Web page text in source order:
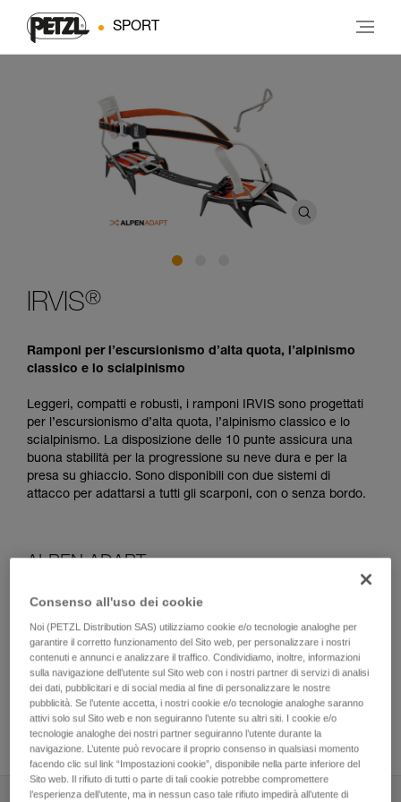
SPORT
IRVIS®
Ramponi per l’escursionismo d’alta quota, l’alpinismo
classico e lo scialpinismo
Leggeri, compatti e robusti, i ramponi IRVIS sono progettati
per l’escursionismo d’alta quota, l’alpinismo classico e lo
scialpinismo. La disposizione delle 10 punte assicura una
buona stabilità per la progressione su neve dura e per la
presa su ghiaccio. Sono disponibili con due sistemi di
attacco per adattarsi a tutti gli scarponi, con o senza bordo.
ALPEN ADAPT
Descrizione
Consenso all'uso dei cookie
Noi (PETZL Distribution SAS) utilizziamo cookie e/o tecnologie analoghe per
garantire il corretto funzionamento del Sito web, per personalizzare i nostri
contenuti e annunci e analizzare il traffico. Condividiamo, inoltre, informazioni
sulla navigazione dell’utente sul Sito web con i nostri partner di servizi di analisi
dei dati, pubblicitari e di social media al fine di personalizzare le nostre
pubblicità. Se l’utente accetta, i nostri cookie e/o tecnologie analoghe saranno
attivi solo sul Sito web e non seguiranno l’utente su altri siti. I cookie e/o
tecnologie analoghe dei nostri partner seguiranno l’utente durante la
navigazione. L’utente può revocare il proprio consenso in qualsiasi momento
facendo clic sul link “Impostazioni cookie”, disponibile nella parte inferiore del
Sito web. Il rifiuto di tutti o parte di tali cookie potrebbe compromettere
l’esperienza dell’utente, ma in nessun caso tale rifiuto impedirà all’utente di